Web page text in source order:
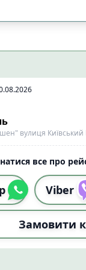
вечірні
до меншої
1 🌆
2 🌆
вулиця
все про
Viber
Замовити